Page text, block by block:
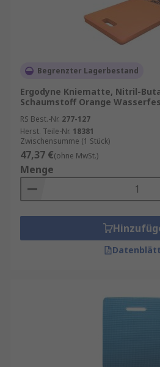
Begrenzter Lagerbestand
Ergodyne Kniematte, Nitril-
Schaumstoff Orange
RS Best.-Nr. 277-127
Herst. Teile-Nr. 18381
Zwischensumme (1 Stück)
47,37 €(ohne MwSt.)
Menge